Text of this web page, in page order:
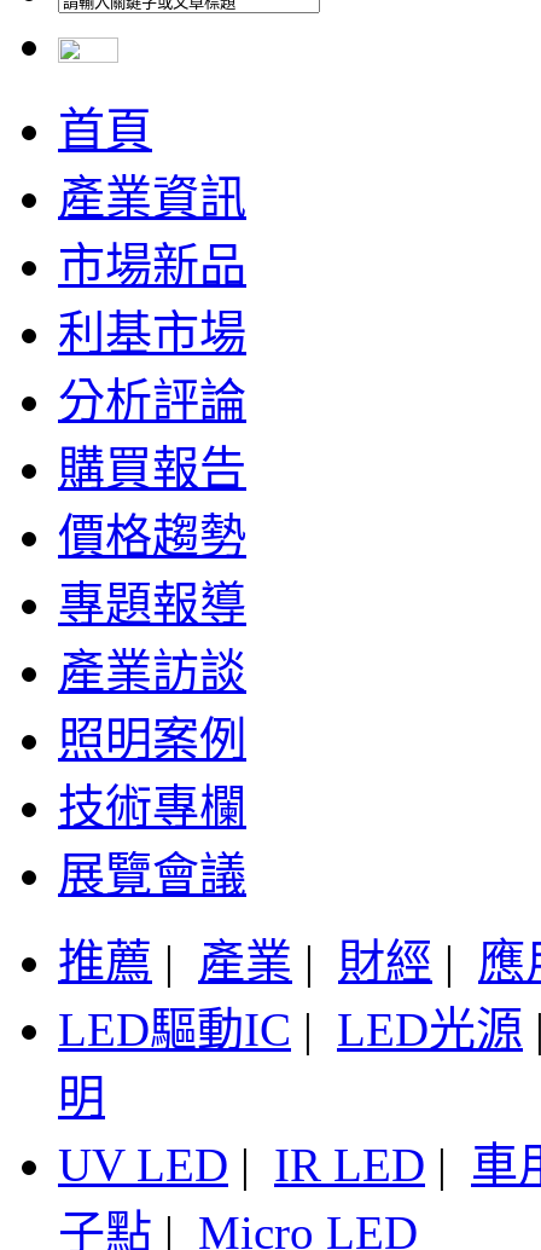
首頁
產業資訊
市場新品
利基市場
分析評論
購買報告
價格趨勢
專題報導
產業訪談
照明案例
技術專欄
展覽會議
推薦 | 產業 | 財經 | 應
LED驅動IC | LED光源
明
UV LED | IR LED | 車
子點 | Micro LED